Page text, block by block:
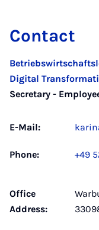
Contact
Digital
Secretary -
E-Mail:
Phone: +49
Office
Address: